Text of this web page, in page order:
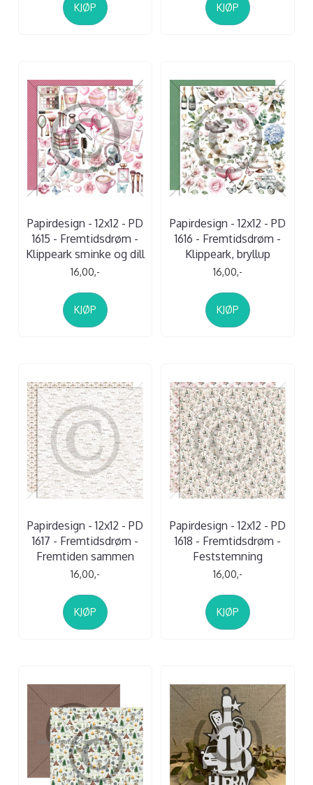
KJØP KJØP
Papirdesign - 12x12 - PD
1615 - Fremtidsdrøm -
Klippeark sminke og dill
16,00,-
KJØP
Papirdesign - 12x12 - PD
1616 - Fremtidsdrøm -
Klippeark, bryllup
16,00,-
KJØP
Papirdesign - 12x12 - PD
1617 - Fremtidsdrøm -
Fremtiden sammen
16,00,-
KJØP
Papirdesign - 12x12 - PD
1618 - Fremtidsdrøm -
Feststemning
16,00,-
KJØP